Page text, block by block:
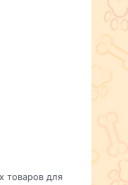
товаров для